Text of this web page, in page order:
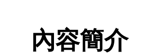
內容簡介